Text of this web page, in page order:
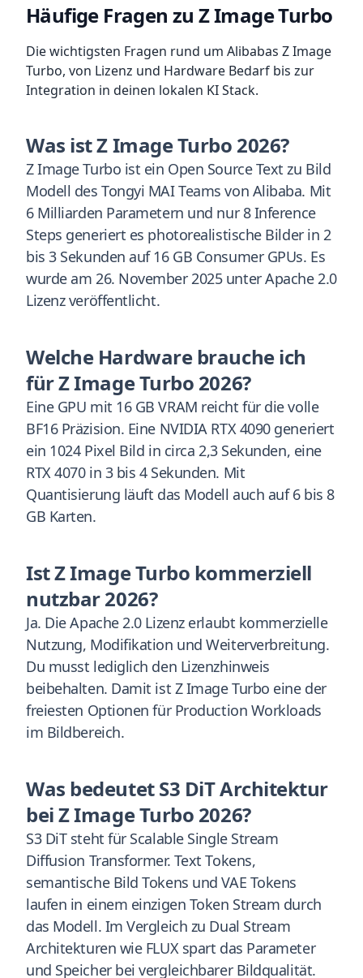
Häufige Fragen zu Z Image Turbo
Die wichtigsten Fragen rund um Alibabas Z Image
Turbo, von Lizenz und Hardware Bedarf bis zur
Integration in deinen lokalen KI Stack.
Was ist Z Image Turbo 2026?
Z Image Turbo ist ein Open Source Text zu Bild
Modell des Tongyi MAI Teams von Alibaba. Mit
6 Milliarden Parametern und nur 8 Inference
Steps generiert es photorealistische Bilder in 2
bis 3 Sekunden auf 16 GB Consumer GPUs. Es
wurde am 26. November 2025 unter Apache 2.0
Lizenz veröffentlicht.
Welche Hardware brauche ich
für Z Image Turbo 2026?
Eine GPU mit 16 GB VRAM reicht für die volle
BF16 Präzision. Eine NVIDIA RTX 4090 generiert
ein 1024 Pixel Bild in circa 2,3 Sekunden, eine
RTX 4070 in 3 bis 4 Sekunden. Mit
Quantisierung läuft das Modell auch auf 6 bis 8
GB Karten.
Ist Z Image Turbo kommerziell
nutzbar 2026?
Ja. Die Apache 2.0 Lizenz erlaubt kommerzielle
Nutzung, Modifikation und Weiterverbreitung.
Du musst lediglich den Lizenzhinweis
beibehalten. Damit ist Z Image Turbo eine der
freiesten Optionen für Production Workloads
im Bildbereich.
Was bedeutet S3 DiT Architektur
bei Z Image Turbo 2026?
S3 DiT steht für Scalable Single Stream
Diffusion Transformer. Text Tokens,
semantische Bild Tokens und VAE Tokens
laufen in einem einzigen Token Stream durch
das Modell. Im Vergleich zu Dual Stream
Architekturen wie FLUX spart das Parameter
und Speicher bei vergleichbarer Bildqualität.